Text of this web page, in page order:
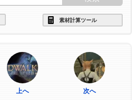
素材計算ツール
上へ 次へ